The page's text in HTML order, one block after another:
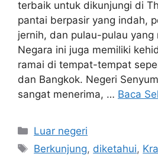
terbaik untuk dikunjungi di
pantai berpasir yang indah,
jernih, dan pulau-pulau yang
Negara ini juga memiliki
ramai di tempat-tempat
dan Bangkok. Negeri
sangat menerima, … Baca
Kategori
Luar negeri
Tag
Berkunjung, diketahui,